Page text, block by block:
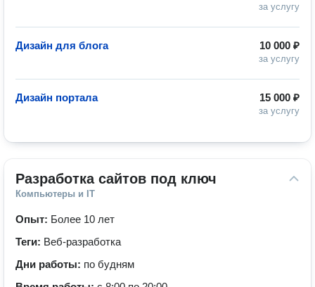
за услугу
10 000 ₽
за услугу
Дизайн для блога
15 000 ₽
за услугу
Дизайн портала
Разработка сайтов под ключ
Компьютеры и IT
Опыт: Более 10 лет
Теги: Веб-разработка
Дни работы: по будням